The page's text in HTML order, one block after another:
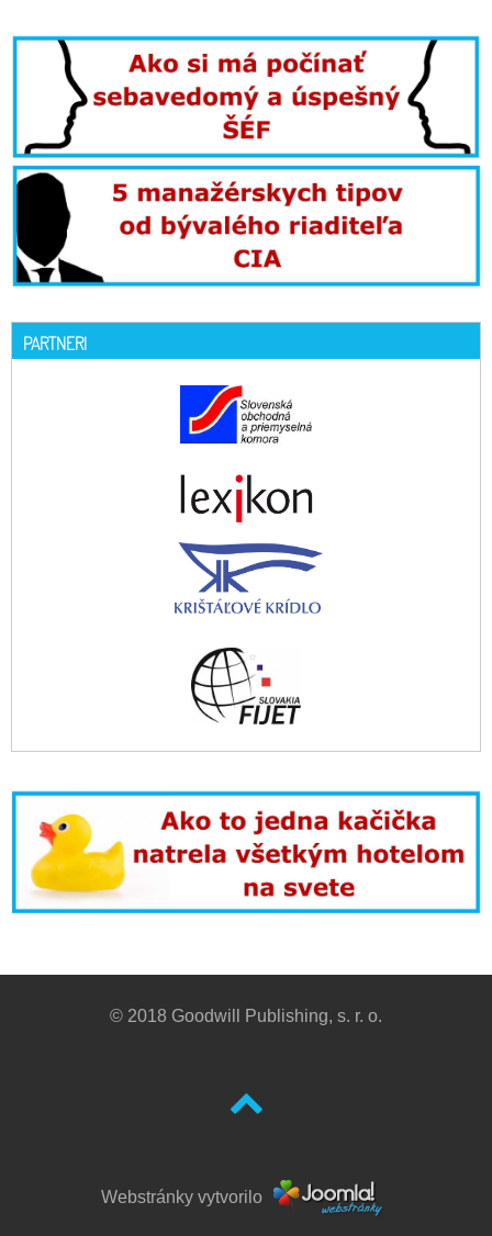
PARTNERI
© 2018 Goodwill Publishing, s. r. o.
Webstránky vytvorilo